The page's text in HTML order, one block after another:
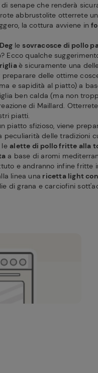
senape che renderà
abbrustolite otterrete
la cottura avviene in
le sovracosce di pollo
Ecco qualche
è sicuramente una
preparare delle ottime
e sapidità al piatto) a
ben calda (ma non
di Maillard.
piatti.
piatto sfizioso, viene
peculiarità delle tradizioni
lealette di pollo fritte alla
a base di aromi
e andranno infine fritte
linea una ricetta light
di grana e carciofini